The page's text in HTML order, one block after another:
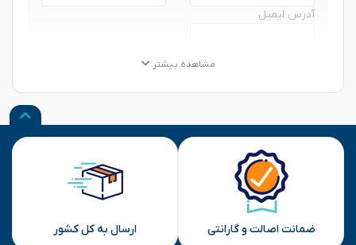
آدرس ایمیل
★
ارسال
مشاهده بیشتر
ضمانت اصالت و گارانتی ارسال به کل کشور